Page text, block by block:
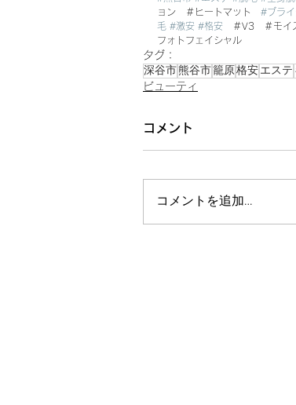
ョン　＃ヒートマット #ブラ
毛 #激安 #格安 ＃V3　＃モイ
フォトフェイシャル
タグ：
深谷市熊谷市籠原格安エステ
ビューティ
コメント
コメントを追加…